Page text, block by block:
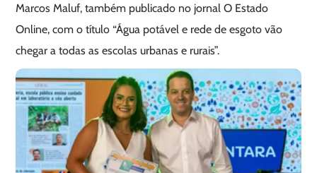
Marcos Maluf, também publicado no jornal O Estado
Online, com o título “Água potável e rede de esgoto vão
chegar a todas as escolas urbanas e rurais”.